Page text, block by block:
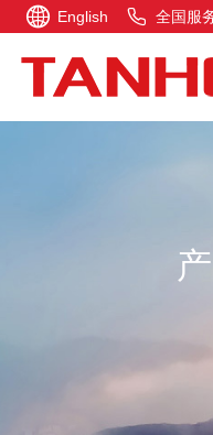
English 全国服